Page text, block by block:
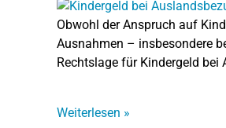
Obwohl der Anspruch auf
Ausnahmen – insbesondere
Rechtslage für Kindergeld bei
Weiterlesen »